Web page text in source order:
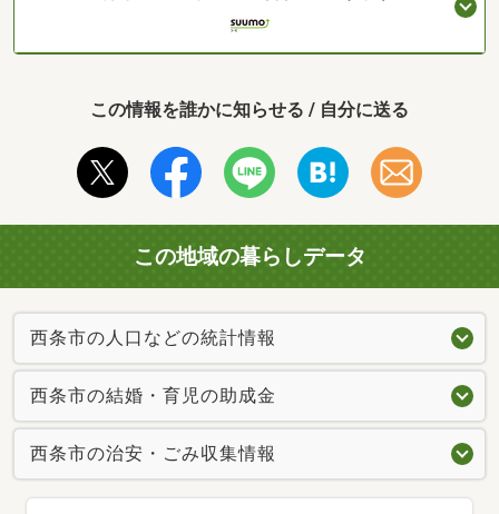
この情報を誰かに知らせる / 自分に送る
この地域の暮らしデータ
西条市の人口などの統計情報
西条市の結婚・育児の助成金
西条市の治安・ごみ収集情報